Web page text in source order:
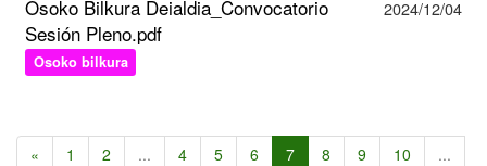
Osoko Bilkura Deialdia_Convocatorio
Sesión Pleno.pdf
Osoko bilkura
2024/12/04
« 1 2 ... 4 5 6 7 8 9 10
...